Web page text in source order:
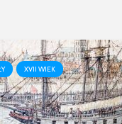
XVII WIEK